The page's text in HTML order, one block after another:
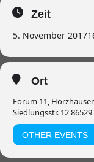
Zeit
5. November 2017
Ort
Forum 11,
Siedlungsstr. 12
OTHER EVENTS